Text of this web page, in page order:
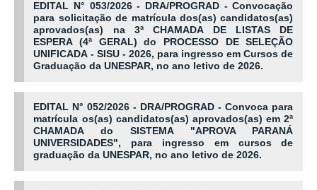
EDITAL N° 053/2026 - DRA/PROGRAD - Convocação
para solicitação de matrícula dos(as) candidatos(as)
aprovados(as) na 3ª CHAMADA DE LISTAS DE
ESPERA (4ª GERAL) do PROCESSO DE SELEÇÃO
UNIFICADA - SISU - 2026, para ingresso em Cursos de
Graduação da UNESPAR, no ano letivo de 2026.
EDITAL N° 052/2026 - DRA/PROGRAD - Convoca para
matrícula os(as) candidatos(as) aprovados(as) em 2ª
CHAMADA do SISTEMA "APROVA PARANÁ
UNIVERSIDADES", para ingresso em cursos de
graduação da UNESPAR, no ano letivo de 2026.